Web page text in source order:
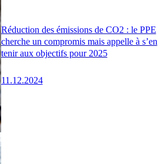
Réduction des émissions de CO2 : le PPE
cherche un compromis mais appelle à s’en
tenir aux objectifs pour 2025
11.12.2024